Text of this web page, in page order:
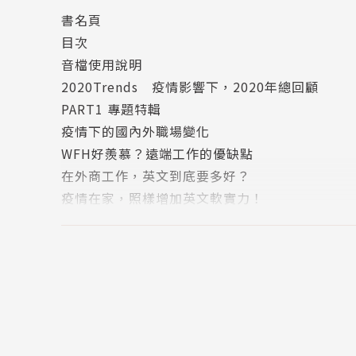
特色4 「職場充電站」「英語補給站」實用小單
「職場充電站」補充職場相關知識，如「撰寫履
主題單字與進階英文用法。
特色5 哈啦也是必備職場技能！用英文跟同事哈啦
除了上班用英文，用英文哈啦也是職場必備基本
順利開口！
書名頁
目次
音檔使用說明
2020Trends 疫情影響下，2020年總回顧
PART1 專題特輯
疫情下的國內外職場變化
WFH好羨慕？遠端工作的優缺點
在外商工作，英文到底要多好？
疫情在家，照樣增加英文軟實力！